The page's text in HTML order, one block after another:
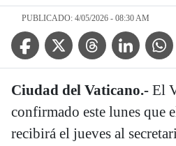
PUBLICADO: 4/05/2026 - 08:30 AM
Facebook IconTwitter IconThreads IconLinkedin Icon
Ciudad del Vaticano.- El
confirmado este lunes que
recibirá el jueves al